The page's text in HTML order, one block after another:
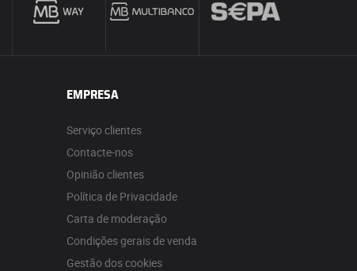
EMPRESA
Serviço clientes
Contacte-nos
Opinião clientes
Política de Privacidade
Carta de moderação
Condições gerais de venda
Gestão dos cookies